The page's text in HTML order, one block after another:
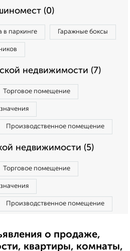
(0)
паркинге Гаражные боксы
недвижимости (7)
Торговое помещение
Производственное помещение
недвижимости (5)
Торговое помещение
Производственное помещение
о продаже,
квартиры, комнаты,